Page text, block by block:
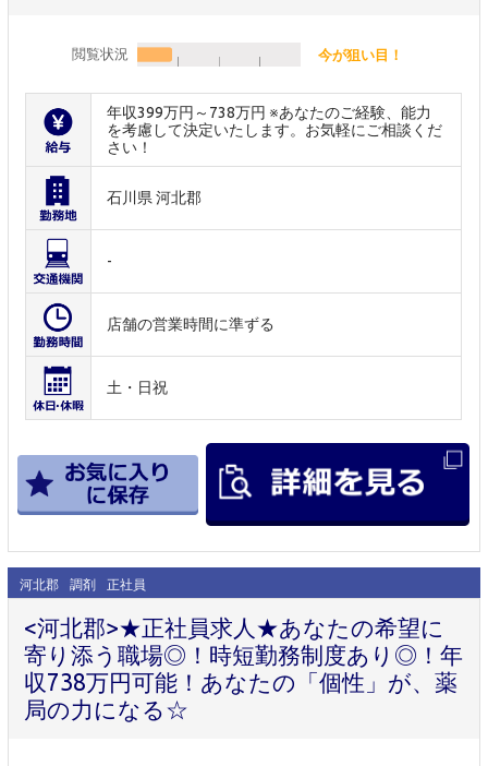
閲覧状況 今が狙い目！
年収399万円～738万円 ※あなたのご経験、能力
を考慮して決定いたします。お気軽にご相談くだ
さい！
石川県 河北郡
-
店舗の営業時間に準ずる
土・日祝
河北郡 調剤 正社員
<河北郡>★正社員求人★あなたの希望に
寄り添う職場◎！時短勤務制度あり◎！年
収738万円可能！あなたの「個性」が、薬
局の力になる☆